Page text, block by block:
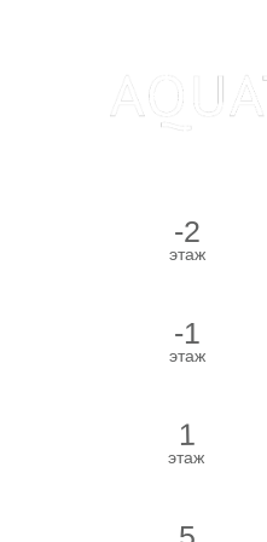
Массаж
Лаундж-зона